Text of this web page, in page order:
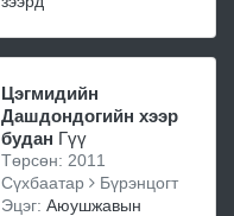
Цэгмидийн
Дашдондогийн хээр
будан Гүү
Төрсөн: 2011
Сүхбаатар
Бүрэнцогт
Эцэг: Аюушжавын